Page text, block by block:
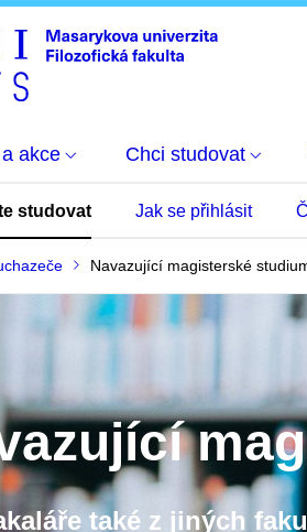
akce Chci studovat
studovat Jak se přihlásit
Navazující magisterské
také z jiných